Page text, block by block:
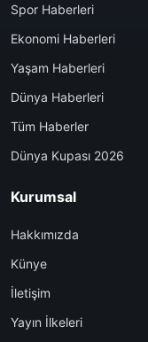
Spor Haberleri
Ekonomi Haberleri
Yaşam Haberleri
Dünya Haberleri
Tüm Haberler
Dünya Kupası 2026
Kurumsal
Hakkımızda
Künye
İletişim
Yayın İlkeleri